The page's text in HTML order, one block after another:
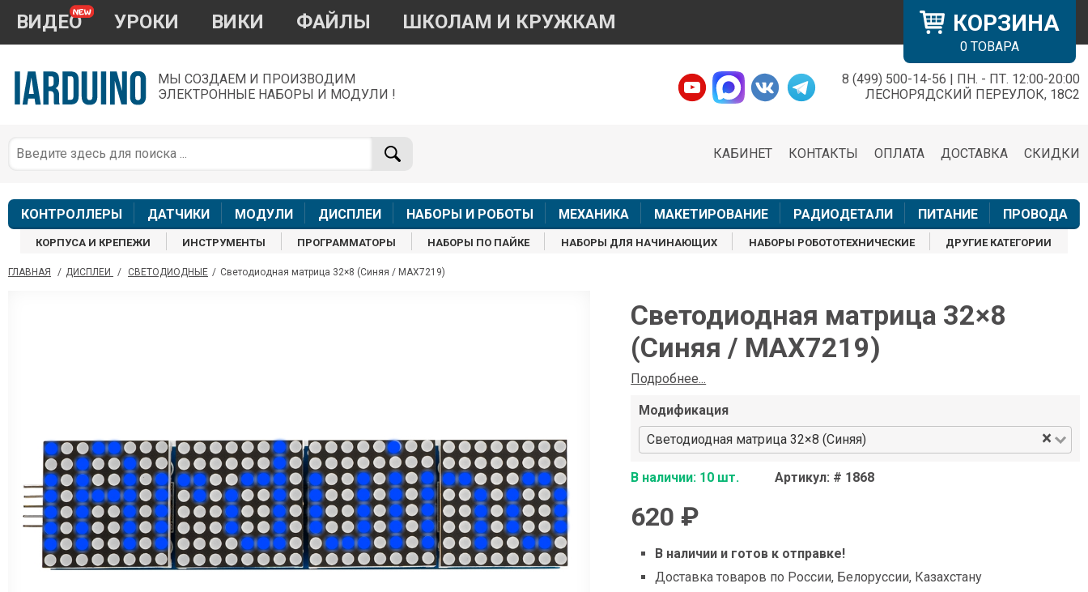
КОРЗИНА
0 ТОВАРА
ВИДЕО УРОКИ ВИКИ ФАЙЛЫ ШКОЛАМ И КРУЖКАМ
МЫ СОЗДАЕМ И ПРОИЗВОДИМ
ЭЛЕКТРОННЫЕ НАБОРЫ И МОДУЛИ !
8 (499) 500-14-56 | ПН. - ПТ. 12:00-20:00
ЛЕСНОРЯДСКИЙ ПЕРЕУЛОК, 18С2
СКИДКИ
ДОСТАВКА
ОПЛАТА
КОНТАКТЫ
КАБИНЕТ
КОНТРОЛЛЕРЫ ДАТЧИКИ МОДУЛИ ДИСПЛЕИ НАБОРЫ И РОБОТЫ МЕХАНИКА МАКЕТИРОВАНИЕ РАДИОДЕТАЛИ ПИТАНИЕ ПРОВОДА
КОРПУСА И КРЕПЕЖИ ИНСТРУМЕНТЫ ПРОГРАММАТОРЫ НАБОРЫ ПО ПАЙКЕ НАБОРЫ ДЛЯ НАЧИНАЮЩИХ НАБОРЫ РОБОТОТЕХНИЧЕСКИЕ ДРУГИЕ КАТЕГОРИИ
ГЛАВНАЯ / ДИСПЛЕИ / СВЕТОДИОДНЫЕ / Светодиодная матрица 32×8 (Синяя / MAX7219)
Светодиодная матрица 32×8
(Синяя / MAX7219)
Подробнее...
Модификация
Светодиодная матрица 32×8 (Синяя)
×
В наличии: 10 шт. Артикул: # 1868
620 ₽
В наличии и готов к отправке!
Доставка товаров по России, Белоруссии, Казахстану
×
По вопросам приобретения товара
+7 968 454 17 38
звонки и аудио сообщения не обслуживаются
Менеджер
shop@iarduino.ru
Менеджер
8 (499) 500-14-56